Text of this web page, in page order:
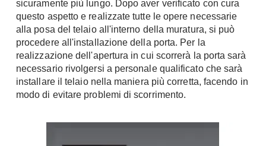
Giardino
Arredo giardino
Tende da sole
Gazebo
Fai da te in giardino
Il fai da te in bagno
Casa fai da te
Bricolage
sicuramente più lungo. Dopo aver verificato con cura
questo aspetto e realizzate tutte le opere necessarie
alla posa del telaio all'interno della muratura, si può
procedere all'installazione della porta. Per la
realizzazione dell'apertura in cui scorrerà la porta sarà
necessario rivolgersi a personale qualificato che sarà
installare il telaio nella maniera più corretta, facendo in
modo di evitare problemi di scorrimento.